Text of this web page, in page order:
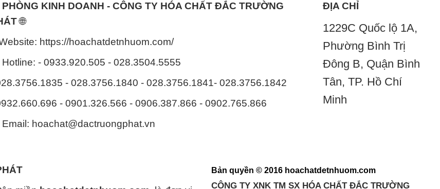
PHÒNG KINH DOANH - CÔNG TY HÓA CHẤT ĐẮC TRƯỜNG
🌐
Website: https://hoachatdetnhuom.com/
Hotline: - 0933.920.505 - 028.3504.5555
- 028.3756.1840 - 028.3756.1841- 028.3756.1842
- 0901.326.566 - 0906.387.866 - 0902.765.866
Email: hoachat@dactruongphat.vn
ĐỊA CHỈ
1229C Quốc lộ 1A,
Phường Bình Trị
Đông B, Quận Bình
Tân, TP. Hồ Chí
Minh
Bản quyền © 2016 hoachatdetnhuom.com
CÔNG TY XNK TM SX HÓA CHẤT ĐẮC TRƯỜNG